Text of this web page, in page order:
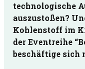
technologische
auszustoßen?
Kohlenstoff im
der Eventreihe
beschäftige sich